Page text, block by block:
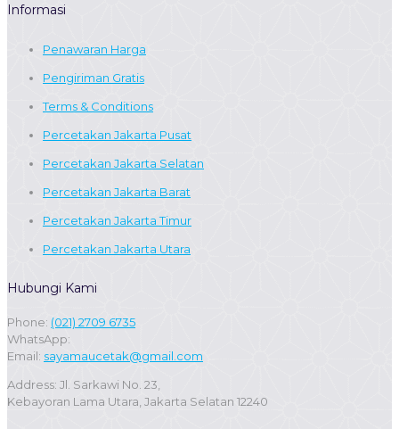
Informasi
Penawaran Harga
Pengiriman Gratis
Terms & Conditions
Percetakan Jakarta Pusat
Percetakan Jakarta Selatan
Percetakan Jakarta Barat
Percetakan Jakarta Timur
Percetakan Jakarta Utara
Hubungi Kami
Phone: (021) 2709 6735
WhatsApp:
Email: sayamaucetak@gmail.com
Address: Jl. Sarkawi No. 23,
Kebayoran Lama Utara, Jakarta Selatan 12240